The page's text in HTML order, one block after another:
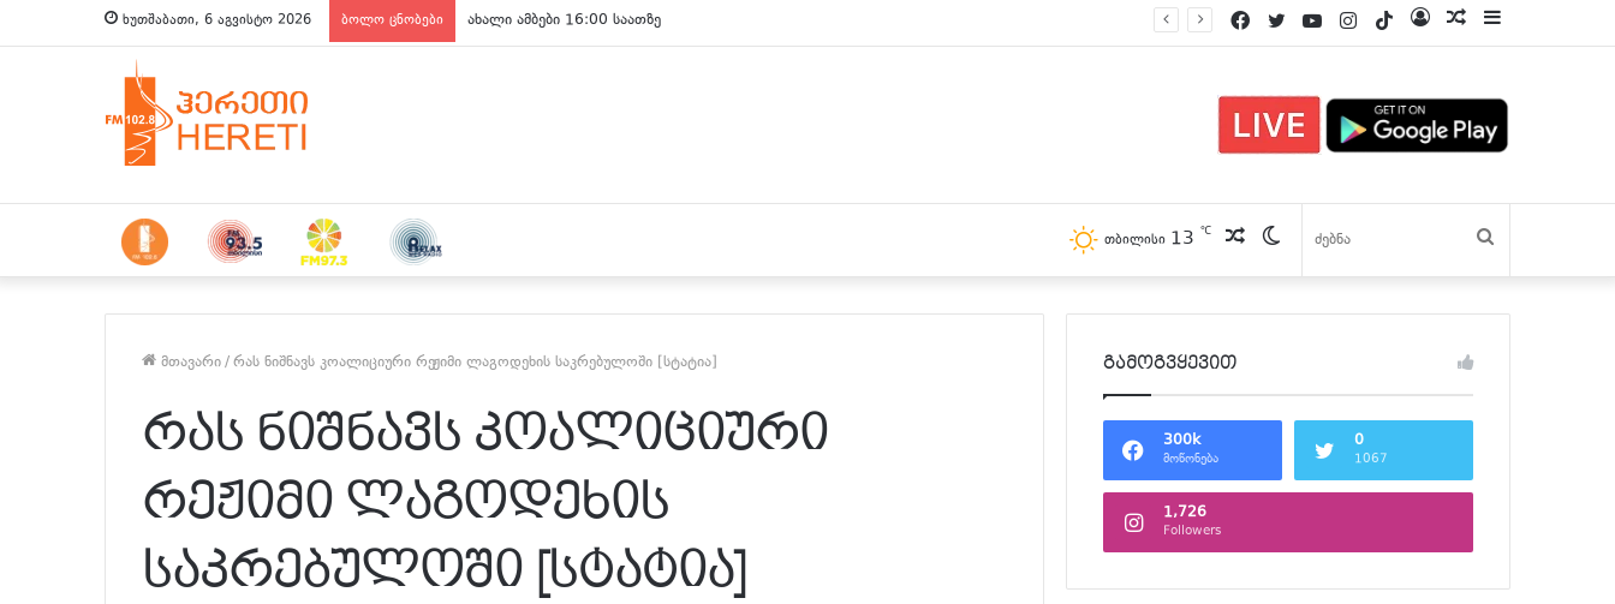
ხუთშაბათი, 6 აგვისტო 2026 ბოლო ცნობები ახალი ამბები 15:00 საათზე პოსტები
Log
TikTok
Instagram
YouTube
Twitter
Facebook
Switch
skin
პოსტები
თბილისი 13 ℃
მთავარი/რას ნიშნავს კოალიციური რეჟიმი ლაგოდეხის საკრებულოში [სტატია]
რას ნიშნავს კოალიციური
რეჟიმი ლაგოდეხის
საკრებულოში [სტატია]
გამოგვყევით
300k
მოწონება
0
1067
1,726
Followers